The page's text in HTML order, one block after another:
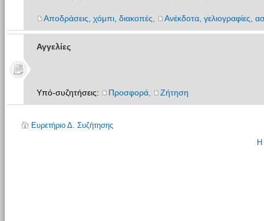
Αποδράσεις, χόμπι, διακοπές Ανέκδοτα, γελιογραφίες,
Αγγελίες
Υπό-συζητήσεις: Προσφορά, Ζήτηση
Ευρετήριο Δ. Συζήτησης
Η